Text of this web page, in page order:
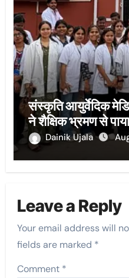
संस्कृति आयुर्वेदिक
ने शैक्षिक भ्रमण से पाया
Dainik Ujala
Leave a Reply
Your email address will
fields are marked *
Comment *